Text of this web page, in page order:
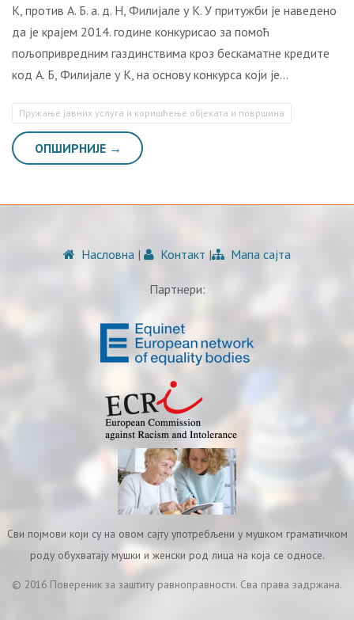
К, против А. Б. а. д. Н, Филијале у К. У притужби је наведено
да је крајем 2014. године конкурисао за помоћ
пољопривредним газдинствима кроз бескаматне кредите
код А. Б, Филијале у К, на основу конкурса који је…
Пружање јавних услуга и коришћење објеката и површина
ОПШИРНИЈЕ →
Насловна | Контакт | Мапа сајта
Партнери:
Сви појмови који су на овом сајту употребљени у мушком граматичком
роду обухватају мушки и женски род лица на која се односе.
© 2016 Повереник за заштиту равноправности. Сва права задржана.